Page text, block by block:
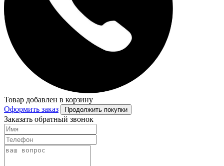
Товар добавлен в корзину
Оформить заказ
Продолжить покупки
Заказать обратный звонок